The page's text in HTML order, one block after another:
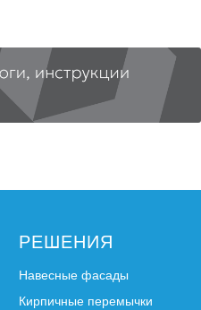
РЕШЕНИЯ
Навесные фасады
Кирпичные перемычки